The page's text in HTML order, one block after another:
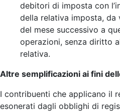
debitori di imposta con
della relativa imposta, da
del mese successivo a
operazioni, senza diritto
relativa.
Altre semplificazioni ai fini
I contribuenti che applicano il
esonerati dagli obblighi di